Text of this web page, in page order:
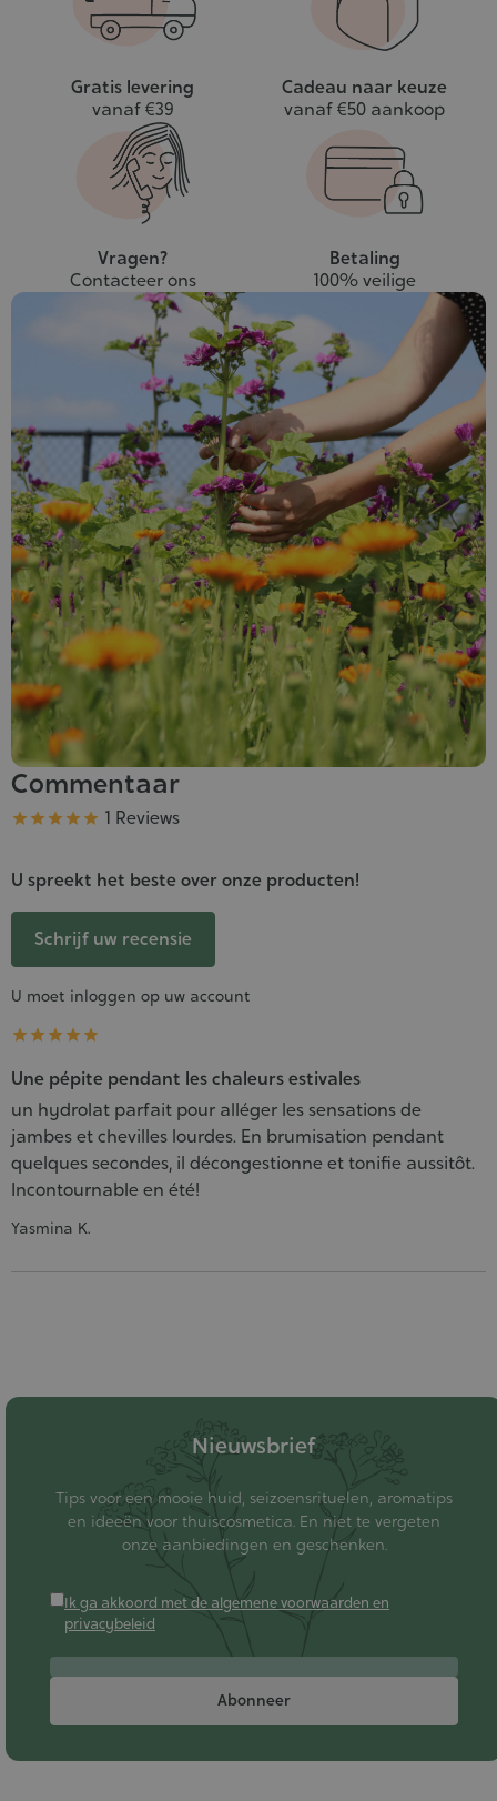
Gratis levering
vanaf €39
Cadeau naar keuze
vanaf €50 aankoop
Vragen?
Contacteer ons
Betaling
100% veilige
Commentaar
Kwaliteit
     1 Reviews
U spreekt het beste over onze producten!
Schrijf uw recensie
U moet inloggen op uw account
    
Une pépite pendant les chaleurs estivales
un hydrolat parfait pour alléger les sensations de
jambes et chevilles lourdes. En brumisation pendant
quelques secondes, il décongestionne et tonifie aussitôt.
Incontournable en été!
Yasmina K.
Nieuwsbrief
Tips voor een mooie huid, seizoensrituelen, aromatips
en ideeën voor thuiscosmetica. En niet te vergeten
onze aanbiedingen en geschenken.
Ik ga akkoord met de algemene voorwaarden en
privacybeleid
Abonneer